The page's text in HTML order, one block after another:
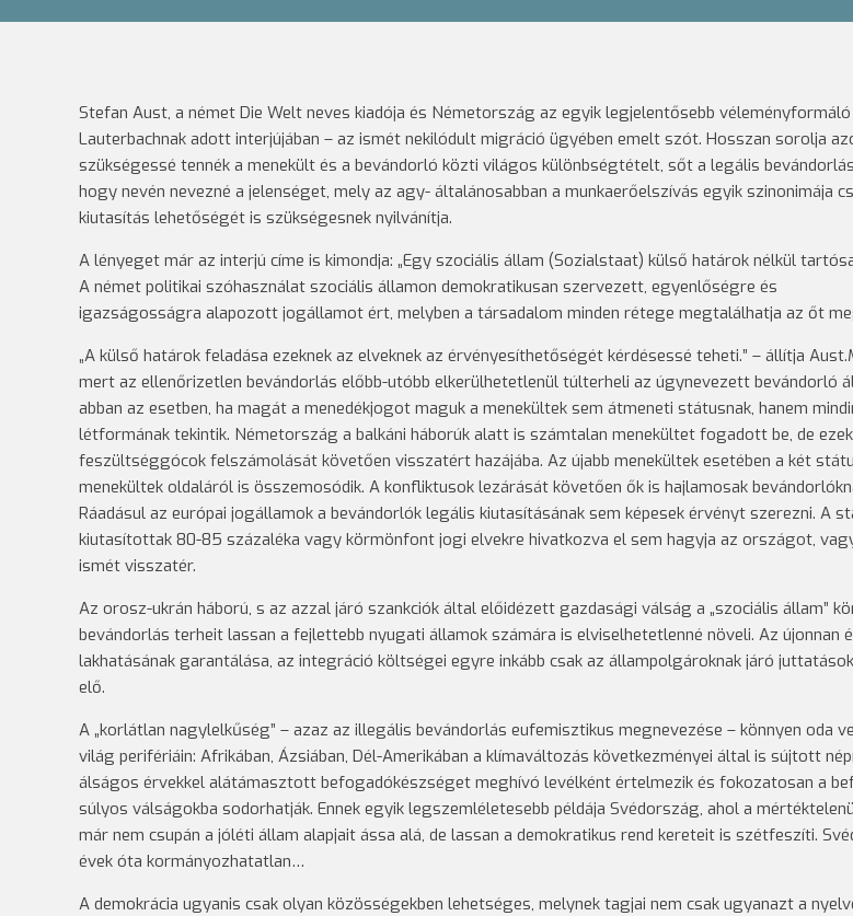
Stefan Aust, a német Die Welt neves kiadója és Németország az egyik legjelentősebb
Lauterbachnak adott interjújában – az ismét nekilódult migráció ügyében emelt szót. Hosszan sorolja
szükségessé tennék a menekült és a bevándorló közti világos különbségtételt, sőt a legális
hogy nevén nevezné a jelenséget, mely az agy- általánosabban a munkaerőelszívás egyik szinonimája
kiutasítás lehetőségét is szükségesnek nyilvánítja.
A lényeget már az interjú címe is kimondja: „Egy szociális állam (Sozialstaat) külső határok nélkül
A német politikai szóhasználat szociális államon demokratikusan szervezett, egyenlőségre és
igazságosságra alapozott jogállamot ért, melyben a társadalom minden rétege megtalálhatja az őt
„A külső határok feladása ezeknek az elveknek az érvényesíthetőségét kérdésessé teheti.” – állítja
mert az ellenőrizetlen bevándorlás előbb-utóbb elkerülhetetlenül túlterheli az úgynevezett bevándorló
abban az esetben, ha magát a menedékjogot maguk a menekültek sem átmeneti státusnak, hanem
létformának tekintik. Németország a balkáni háborúk alatt is számtalan menekültet fogadott be, de
feszültséggócok felszámolását követően visszatért hazájába. Az újabb menekültek esetében a két
menekültek oldaláról is összemosódik. A konfliktusok lezárását követően ők is hajlamosak
Ráadásul az európai jogállamok a bevándorlók legális kiutasításának sem képesek érvényt szerezni. A
kiutasítottak 80-85 százaléka vagy körmönfont jogi elvekre hivatkozva el sem hagyja az országot,
ismét visszatér.
Az orosz-ukrán háború, s az azzal járó szankciók által előidézett gazdasági válság a „szociális állam”
bevándorlás terheit lassan a fejlettebb nyugati államok számára is elviselhetetlenné növeli. Az újonnan
lakhatásának garantálása, az integráció költségei egyre inkább csak az állampolgároknak járó
elő.
A „korlátlan nagylelkűség” – azaz az illegális bevándorlás eufemisztikus megnevezése – könnyen oda
világ perifériáin: Afrikában, Ázsiában, Dél-Amerikában a klímaváltozás következményei által is sújtott
álságos érvekkel alátámasztott befogadókészséget meghívó levélként értelmezik és fokozatosan a
súlyos válságokba sodorhatják. Ennek egyik legszemléletesebb példája Svédország, ahol a
már nem csupán a jóléti állam alapjait ássa alá, de lassan a demokratikus rend kereteit is szétfeszíti.
évek óta kormányozhatatlan…
A demokrácia ugyanis csak olyan közösségekben lehetséges, melynek tagjai nem csak ugyanazt a